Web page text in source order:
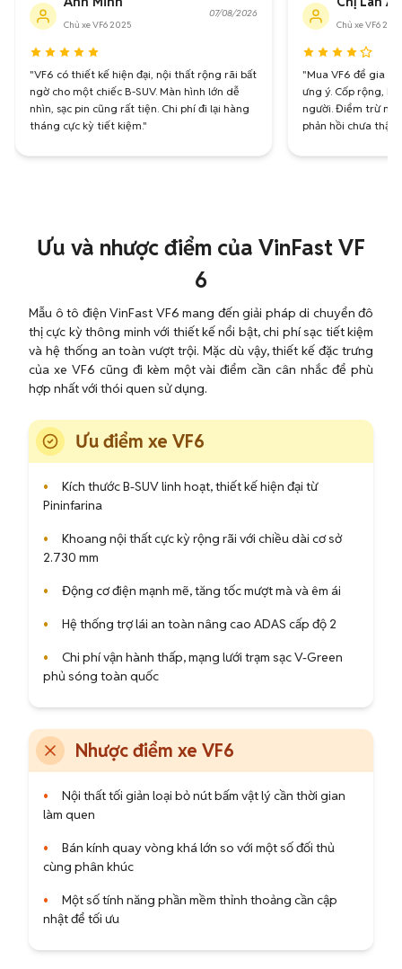
Chủ xe VF6 2025
07/08/2026
"VF6 có thiết kế hiện đại, nội thất rộng rãi bất
ngờ cho một chiếc B-SUV. Màn hình lớn dễ
nhìn, sạc pin cũng rất tiện. Chi phí đi lại hàng
tháng cực kỳ tiết kiệm."
Chủ xe VF6
"Mua VF6 để gia
ưng ý. Cốp rộng,
người. Điểm trừ
phản hồi chưa thật
Ưu và nhược điểm của VinFast VF
6
Mẫu ô tô điện VinFast VF6 mang đến giải pháp di chuyển đô
thị cực kỳ thông minh với thiết kế nổi bật, chi phí sạc tiết kiệm
và hệ thống an toàn vượt trội. Mặc dù vậy, thiết kế đặc trưng
của xe VF6 cũng đi kèm một vài điểm cần cân nhắc để phù
hợp nhất với thói quen sử dụng.
Ưu điểm xe VF6
•
Kích thước B-SUV linh hoạt, thiết kế hiện đại từ
Pininfarina
•
Khoang nội thất cực kỳ rộng rãi với chiều dài cơ sở
2.730 mm
• Động cơ điện mạnh mẽ, tăng tốc mượt mà và êm ái
• Hệ thống trợ lái an toàn nâng cao ADAS cấp độ 2
•
Chi phí vận hành thấp, mạng lưới trạm sạc V-Green
phủ sóng toàn quốc
Nhược điểm xe VF6
•
Nội thất tối giản loại bỏ nút bấm vật lý cần thời gian
làm quen
•
Bán kính quay vòng khá lớn so với một số đối thủ
cùng phân khúc
•
Một số tính năng phần mềm thỉnh thoảng cần cập
nhật để tối ưu